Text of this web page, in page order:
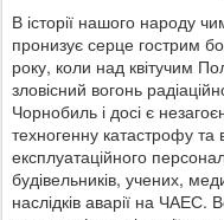
В історії нашого народу
пронизує серце гострим
року, коли над квітучим
зловісний вогонь
Чорнобиль і досі є
техногенну катастрофу
експлуатаційного
будівельників, учених,
наслідків аварії на